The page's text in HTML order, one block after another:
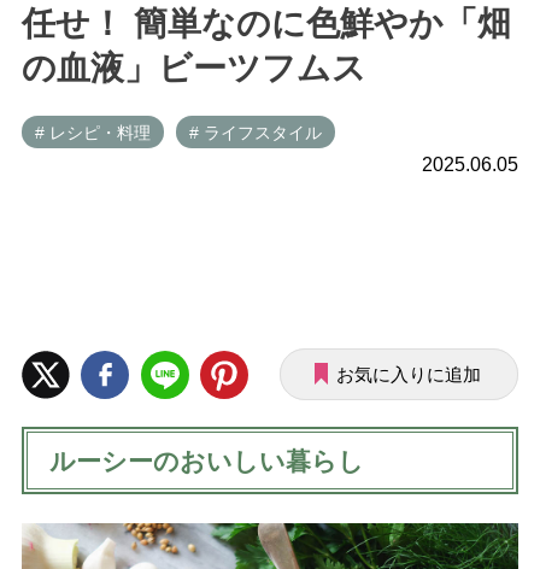
任せ！ 簡単なのに色鮮やか「畑
の血液」ビーツフムス
# レシピ・料理 # ライフスタイル
2025.06.05
お気に入りに追加
ルーシーのおいしい暮らし